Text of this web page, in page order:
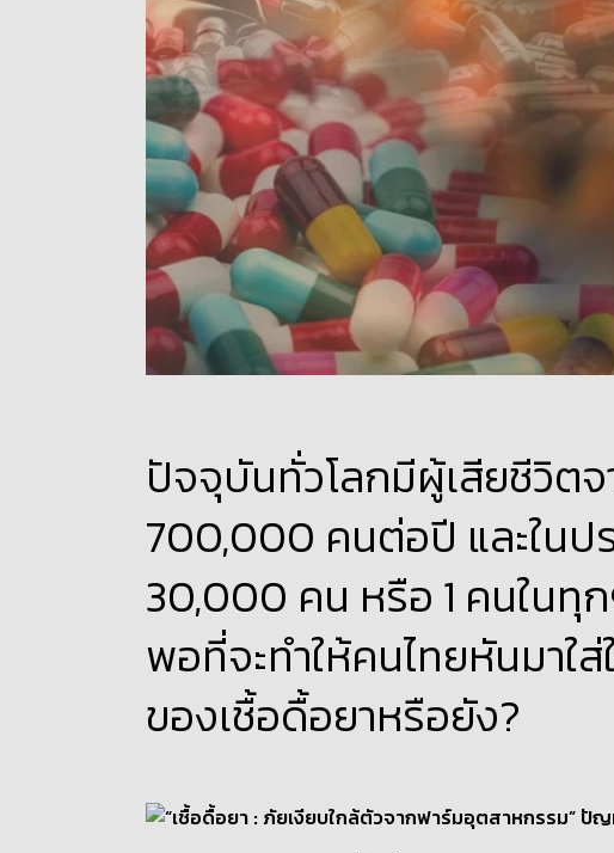
ปัจจุบันทั่วโลกมีผู้เสียชีวิต
700,000 คนต่อปี และในป
30,000 คน หรือ 1 คนในทุ
พอที่จะทำให้คนไทยหันมาใ
ของเชื้อดื้อยาหรือยัง?